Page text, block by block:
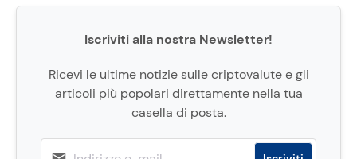
Iscriviti alla nostra Newsletter!
Ricevi le ultime notizie sulle criptovalute e gli
articoli più popolari direttamente nella tua
casella di posta.